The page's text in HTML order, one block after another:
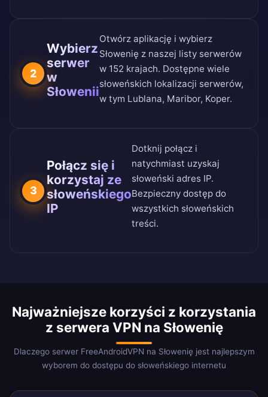
2
Wybierz
serwer
w
Słowenii
Otwórz aplikację i wybierz
Słowenię z naszej listy serwerów
w 152 krajach. Dostępne wiele
słoweńskich lokalizacji serwerów,
w tym Lublana, Maribor, Koper.
3
Połącz się i
korzystaj ze
słoweńskiego
IP
Dotknij połącz i
natychmiast uzyskaj
słoweński adres IP.
Bezpieczny dostęp do
wszystkich słoweńskich
treści.
Najważniejsze korzyści z korzystania
z serwera VPN na Słowenię
Dlaczego serwer FreeAndroidVPN na Słowenię jest najlepszym
wyborem do dostępu do słoweńskiego internetu